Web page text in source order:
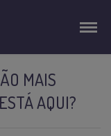
MAIS
AQUI?